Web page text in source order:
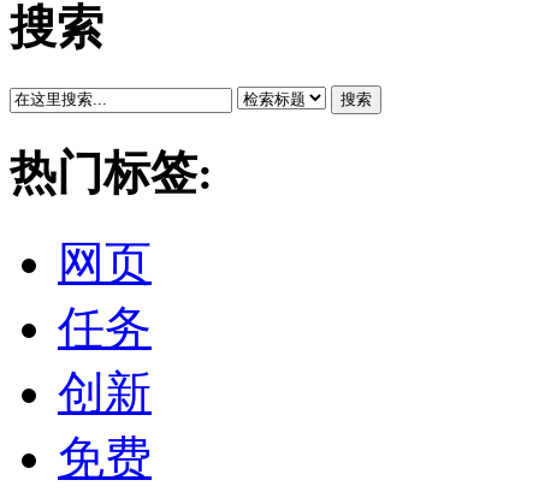
搜索
搜索
热门标签:
网页
任务
创新
免费